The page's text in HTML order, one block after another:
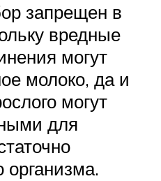
запрещен в
вредные
могут
молоко, да и
могут
для